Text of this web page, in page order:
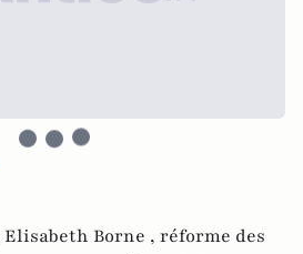
Elisabeth Borne , réforme des